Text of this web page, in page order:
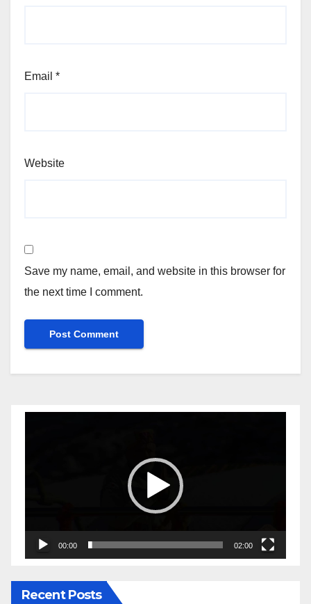
Email *
Website
Save my name, email, and website in this browser for
the next time I comment.
00:00 02:00
Recent Posts